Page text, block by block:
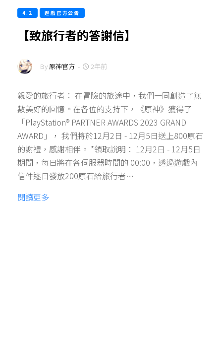
4.2 遊戲官方公告
【致旅行者的答謝信】
By原神官方 - 2年前
親愛的旅行者： 在冒險的旅途中，我們一同創造了無
數美好的回憶。在各位的支持下，《原神》獲得了
「PlayStation® PARTNER AWARDS 2023 GRAND
AWARD」， 我們將於12月2日 - 12月5日送上800原石
的謝禮，感謝相伴。 *領取說明： 12月2日 - 12月5日
期間，每日將在各伺服器時間的 00:00，透過遊戲內
信件逐日發放200原石給旅行者…
閱讀更多